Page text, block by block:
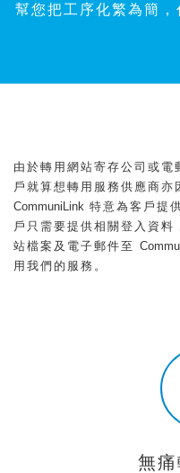
幫您把工序化繁為簡
由於轉用網站寄存公司或電
戶就算想轉用服務供應商亦
CommuniLink 特意為客戶提
戶只需要提供相關登入資料
站檔案及電子郵件至
用我們的服務。
無痛